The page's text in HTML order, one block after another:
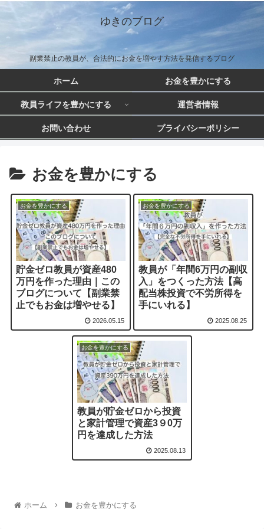
ゆきのブログ
副業禁止の教員が、合法的にお金を増やす方法を発信するブログ
ホーム お金を豊かにする
教員ライフを豊かにする 運営者情報
お問い合わせ プライバシーポリシー
お金を豊かにする
お金を豊かにする
貯金ゼロ教員が資産480
万円を作った理由｜この
ブログについて【副業禁
止でもお金は増やせる】
2026.05.15
お金を豊かにする
教員が「年間6万円の副収
入」をつくった方法【高
配当株投資で不労所得を
手にいれる】
2025.08.25
お金を豊かにする
教員が貯金ゼロから投資
と家計管理で資産3９0万
円を達成した方法
2025.08.13
ホーム お金を豊かにする